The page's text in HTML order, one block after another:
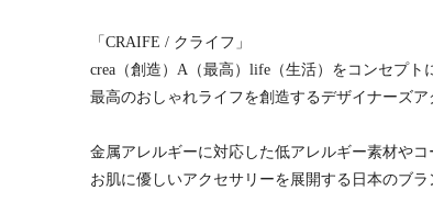
「CRAIFE / クライフ」
crea（創造）A（最高）life（生活）をコンセプト
最高のおしゃれライフを創造するデザイナーズア
金属アレルギーに対応した低アレルギー素材や
お肌に優しいアクセサリーを展開する日本のブラ